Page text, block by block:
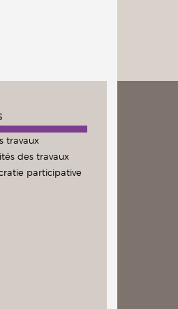
travaux
des travaux
participative